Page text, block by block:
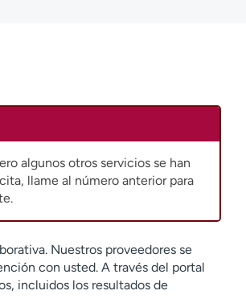
algunos otros servicios se han
llame al número anterior para
Nuestros proveedores se
con usted. A través del portal
incluidos los resultados de